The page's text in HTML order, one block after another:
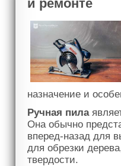
и ремонте
назначение и
Ручная пила
Она обычно
вперед-назад для
для обрезки
твердости.